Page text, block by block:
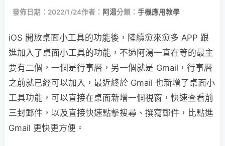
發佈日期：2022/1/24作者： 阿湯分類： 手機應用教學
iOS 開放桌面小工具的功能後，陸續愈來愈多 APP 跟
進加入了桌面小工具的功能，不過阿湯一直在等的最主
要有二個，一個是行事曆，另一個就是 Gmail，行事曆
之前就已經可以加入，最近終於 Gmail 也新增了桌面小
工具功能，可以直接在桌面新增一個視窗，快速查看前
三封郵件，以及直接快速點擊搜尋、撰寫郵件，比點進
Gmail 更快更方便。